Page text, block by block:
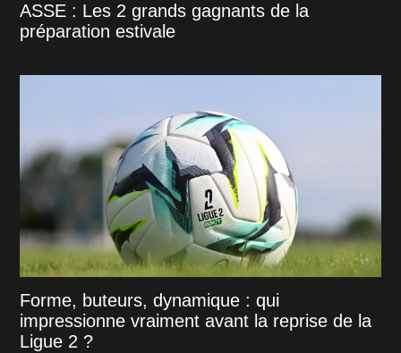
ASSE : Les 2 grands gagnants de la
préparation estivale
Forme, buteurs, dynamique : qui
impressionne vraiment avant la reprise de la
Ligue 2 ?